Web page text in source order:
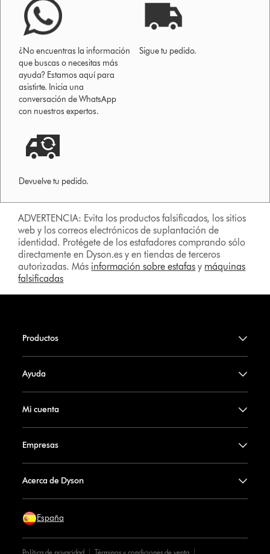
¿No encuentras la información
que buscas o necesitas más
ayuda? Estamos aquí para
asistirte. Inicia una
conversación de WhatsApp
con nuestros expertos.
Sigue tu pedido.
Devuelve tu pedido.
ADVERTENCIA: Evita los productos falsificados, los sitios
web y los correos electrónicos de suplantación de
identidad. Protégete de los estafadores comprando sólo
directamente en Dyson.es y en tiendas de terceros
autorizadas. Más información sobre estafas y máquinas
falsificadas
Productos
Ayuda
Mi cuenta
Empresas
Acerca de Dyson
España